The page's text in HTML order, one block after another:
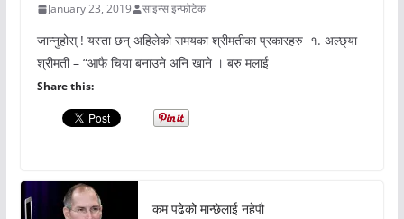
January 23, 2019 साइन्स इन्फोटेक
जान्नुहोस् ! यस्ता छन् अहिलेको समयका श्रीमतीका प्रकारहरु १. अल्छ्या
श्रीमती – “आफै चिया बनाउने अनि खाने । बरु मलाई
Share this:
कम पढेको मान्छेलाई नहेपौ